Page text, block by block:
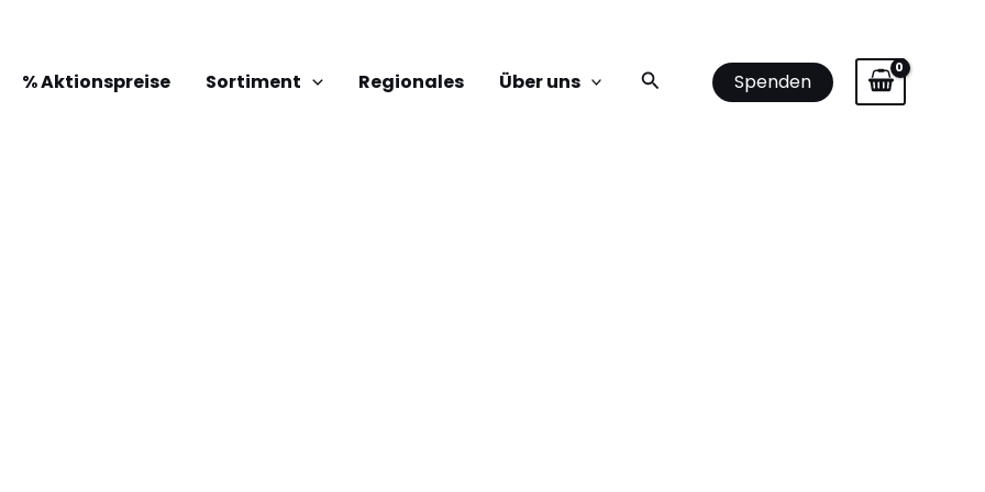
% Aktionspreise Sortiment Regionales Über uns Suchen Spenden